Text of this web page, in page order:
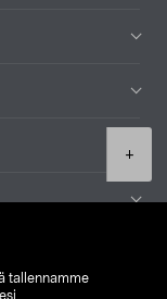
tallennamme
+